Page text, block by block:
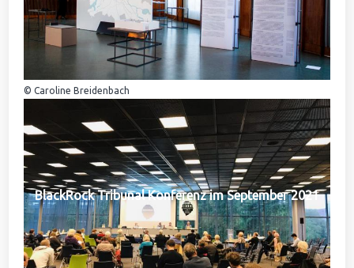
© Caroline Breidenbach
BlackRock Tribunal Konferenz im September 2021